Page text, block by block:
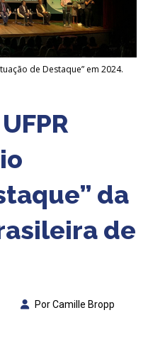
de Destaque” em 2024.
da
de
Por Camille Bropp